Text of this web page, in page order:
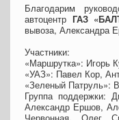
Благодарим
автоцентр ГАЗ
вывоза, Александра
Участники:
«Маршрутка»: Игорь
«УАЗ»: Павел Кор,
«Зеленый Патруль»:
Группа поддержки:
Александр Ершов,
Червонная, Олег